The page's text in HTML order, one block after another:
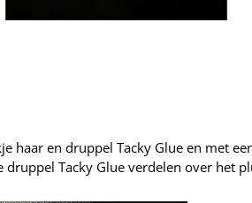
haar en druppel Tacky Glue en met
Tacky Glue verdelen over het